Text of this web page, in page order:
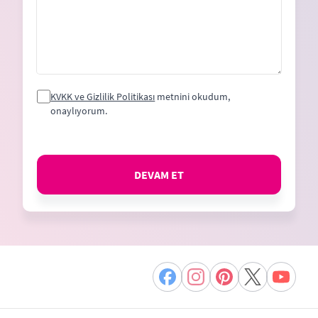
KVKK ve Gizlilik Politikası metnini okudum,
onaylıyorum.
DEVAM ET